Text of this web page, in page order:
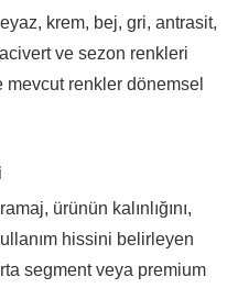
krem, bej, gri, antrasit,
ve sezon renkleri
renkler dönemsel
ürünün kalınlığını,
hissini belirleyen
segment veya premium